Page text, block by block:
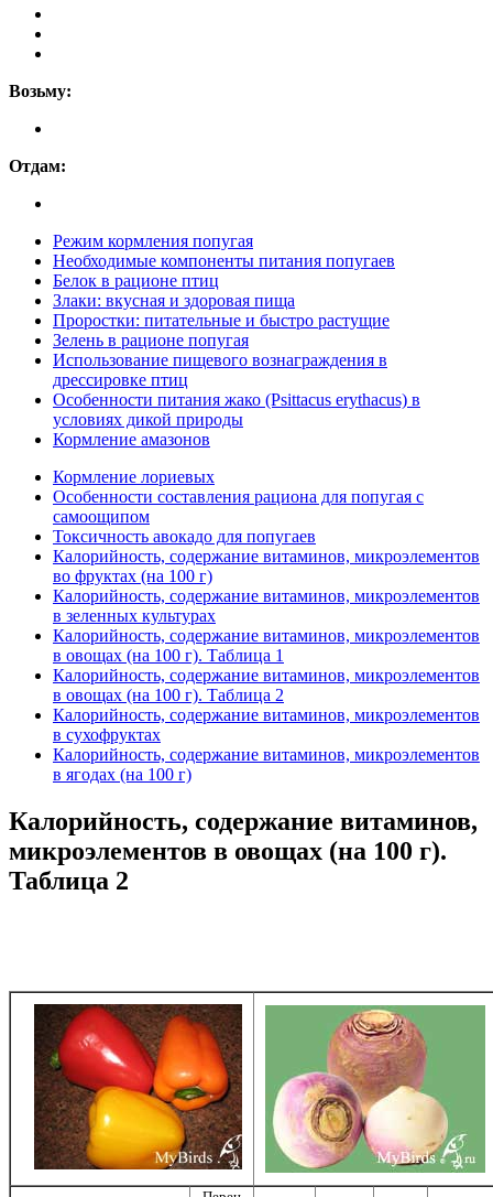
Возьму:
Отдам:
Режим кормления попугая
Необходимые компоненты питания попугаев
Белок в рационе птиц
Злаки: вкусная и здоровая пища
Проростки: питательные и быстро растущие
Зелень в рационе попугая
Использование пищевого вознаграждения в
дрессировке птиц
Особенности питания жако (Psittacus erythacus) в
условиях дикой природы
Кормление амазонов
Кормление лориевых
Особенности составления рациона для попугая с
самоощипом
Токсичность авокадо для попугаев
Калорийность, содержание витаминов, микроэлементов
во фруктах (на 100 г)
Калорийность, содержание витаминов, микроэлементов
в зеленных культурах
Калорийность, содержание витаминов, микроэлементов
в овощах (на 100 г). Таблица 1
Калорийность, содержание витаминов, микроэлементов
в овощах (на 100 г). Таблица 2
Калорийность, содержание витаминов, микроэлементов
в сухофруктах
Калорийность, содержание витаминов, микроэлементов
в ягодах (на 100 г)
Калорийность, содержание витаминов,
микроэлементов в овощах (на 100 г).
Таблица 2